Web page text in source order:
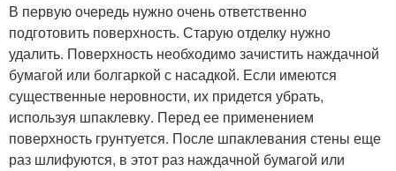
В первую очередь нужно очень ответственно
подготовить поверхность. Старую отделку нужно
удалить. Поверхность необходимо зачистить наждачной
бумагой или болгаркой с насадкой. Если имеются
существенные неровности, их придется убрать,
используя шпаклевку. Перед ее применением
поверхность грунтуется. После шпаклевания стены еще
раз шлифуются, в этот раз наждачной бумагой или